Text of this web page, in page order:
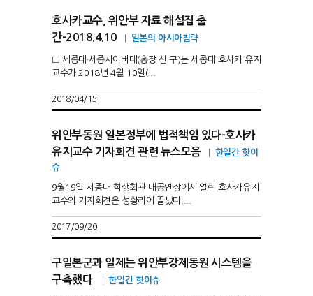
호사카교수, 위안부 자료 해설집 출
간-2018.4.10
일본의 아시아침략
□ 세종대·세종사이버대(총장 신 구)는 세종대 호사카 유지
교수가 2018년 4월 10일(...
2018/04/15
위안부동원 일본정부에 법적책임 있다-호사카
유지교수 기자회견 관련 뉴스모음
한일간 핫이
슈
9월19일 세종대 학생회관 대공연장에서 열린 호사카유지
교수의 기자회견은 성황리에 끝났다....
2017/09/20
구일본군과 일제는 위안부강제동원 시스템을
구축했다
|한일간 핫이슈